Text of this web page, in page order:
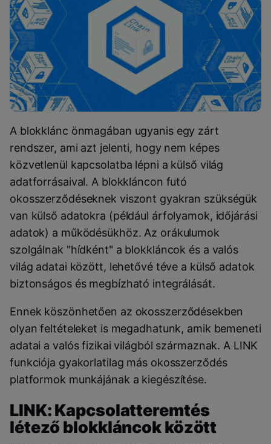
A blokklánc önmagában ugyanis egy zárt
rendszer, ami azt jelenti, hogy nem képes
közvetlenül kapcsolatba lépni a külső világ
adatforrásaival. A blokkláncon futó
okosszerződéseknek viszont gyakran szükségük
van külső adatokra (például árfolyamok, időjárási
adatok) a működésükhöz. Az orákulumok
szolgálnak "hídként" a blokkláncok és a valós
világ adatai között, lehetővé téve a külső adatok
biztonságos és megbízható integrálását.
Ennek köszönhetően az okosszerződésekben
olyan feltételeket is megadhatunk, amik bemeneti
adatai a valós fizikai világból származnak. A LINK
funkciója gyakorlatilag más okosszerződés
platformok munkájának a kiegészítése.
LINK: Kapcsolatteremtés
létező blokkláncok között